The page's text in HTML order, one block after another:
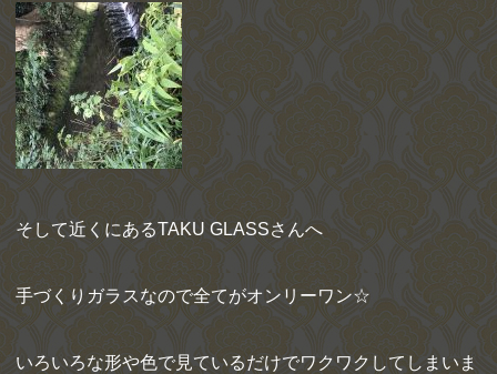
そして近くにあるTAKU GLASSさんへ
手づくりガラスなので全てがオンリーワン☆
いろいろな形や色で見ているだけでワクワクしてしまいま